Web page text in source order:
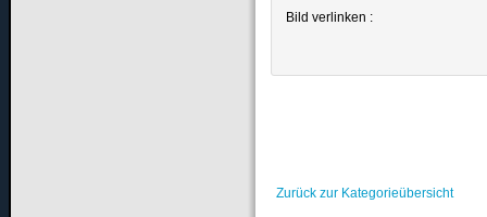
Bild verlinken :
Zurück zur Kategorieübersicht